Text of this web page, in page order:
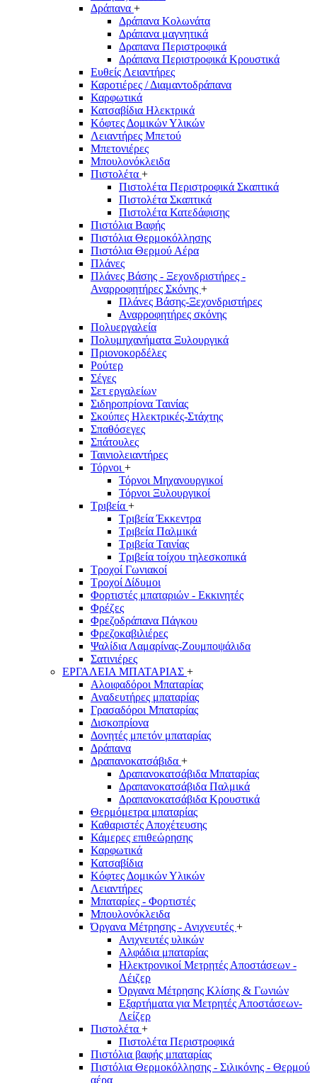
Δράπανα +
Δράπανα Κολωνάτα
Δράπανα μαγνητικά
Δραπανα Περιστροφικά
Δράπανα Περιστροφικά Κρουστικά
Ευθείς Λειαντήρες
Καροτιέρες / Διαμαντοδράπανα
Καρφωτικά
Κατσαβίδια Ηλεκτρικά
Κόφτες Δομικών Υλικών
Λειαντήρες Μπετού
Μπετονιέρες
Μπουλονόκλειδα
Πιστολέτα +
Πιστολέτα Περιστροφικά Σκαπτικά
Πιστολέτα Σκαπτικά
Πιστολέτα Κατεδάφισης
Πιστόλια Βαφής
Πιστόλια Θερμοκόλλησης
Πιστόλια Θερμού Αέρα
Πλάνες
Πλάνες Βάσης - Ξεχονδριστήρες -
Αναρροφητήρες Σκόνης +
Πλάνες Βάσης-Ξεχονδριστήρες
Αναρροφητήρες σκόνης
Πολυεργαλεία
Πολυμηχανήματα Ξυλουργικά
Πριονοκορδέλες
Ρούτερ
Σέγες
Σετ εργαλείων
Σιδηροπρίονα Ταινίας
Σκούπες Ηλεκτρικές-Στάχτης
Σπαθόσεγες
Σπάτουλες
Ταινιολειαντήρες
Τόρνοι +
Τόρνοι Μηχανουργικοί
Τόρνοι Ξυλουργικοί
Τριβεία +
Τριβεία Έκκεντρα
Τριβεία Παλμικά
Τριβεία Ταινίας
Τριβεία τοίχου τηλεσκοπικά
Τροχοί Γωνιακοί
Τροχοί Δίδυμοι
Φορτιστές μπαταριών - Εκκινητές
Φρέζες
Φρεζοδράπανα Πάγκου
Φρεζοκαβιλιέρες
Ψαλίδια Λαμαρίνας-Ζουμποψάλιδα
Σατινιέρες
ΕΡΓΑΛΕΙΑ ΜΠΑΤΑΡΙΑΣ +
Αλοιφαδόροι Μπαταρίας
Αναδευτήρες μπαταρίας
Γρασαδόροι Μπαταρίας
Δισκοπρίονα
Δονητές μπετόν μπαταρίας
Δράπανα
Δραπανοκατσάβιδα +
Δραπανοκατσάβιδα Μπαταρίας
Δραπανοκατσάβιδα Παλμικά
Δραπανοκατσάβιδα Κρουστικά
Θερμόμετρα μπαταρίας
Καθαριστές Αποχέτευσης
Κάμερες επιθεώρησης
Καρφωτικά
Κατσαβίδια
Κόφτες Δομικών Υλικών
Λειαντήρες
Μπαταρίες - Φορτιστές
Μπουλονόκλειδα
Όργανα Μέτρησης - Ανιχνευτές +
Ανιχνευτές υλικών
Αλφάδια μπαταρίας
Ηλεκτρονικοί Μετρητές Αποστάσεων -
Λέιζερ
Όργανα Μέτρησης Κλίσης & Γωνιών
Εξαρτήματα για Μετρητές Αποστάσεων-
Λείζερ
Πιστολέτα +
Πιστολέτα Περιστροφικά
Πιστόλια βαφής μπαταρίας
Πιστόλια Θερμοκόλλησης - Σιλικόνης - Θερμού
αέρα